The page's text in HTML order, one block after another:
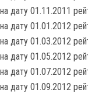
на дату 01.11.2011
на дату 01.01.2012
на дату 01.03.2012
на дату 01.05.2012
на дату 01.07.2012
на дату 01.09.2012